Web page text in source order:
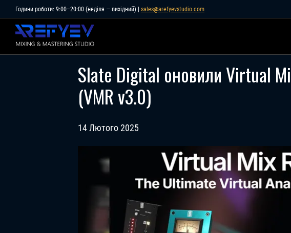
to
content
Години роботи: 9:00–20:00 (неділя — вихідний) | sales@arefyevstudio.com
Slate Digital оновили Virtual
(VMR v3.0)
14 Лютого 2025